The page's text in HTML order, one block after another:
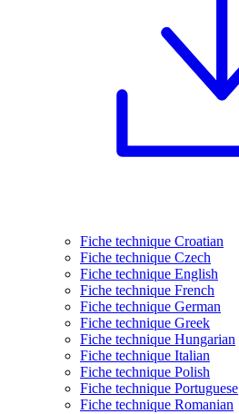
Fiche technique Croatian
Fiche technique Czech
Fiche technique English
Fiche technique French
Fiche technique German
Fiche technique Greek
Fiche technique Hungarian
Fiche technique Italian
Fiche technique Polish
Fiche technique Portuguese
Fiche technique Romanian